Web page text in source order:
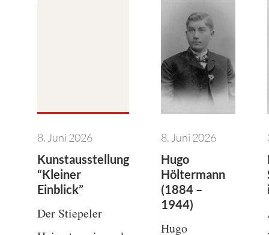
8. Juni 2026
Kunstausstellung
“Kleiner
Einblick”
Der Stiepeler
8. Juni 2026
Hugo
Höltermann
(1884 –
1944)
Hugo